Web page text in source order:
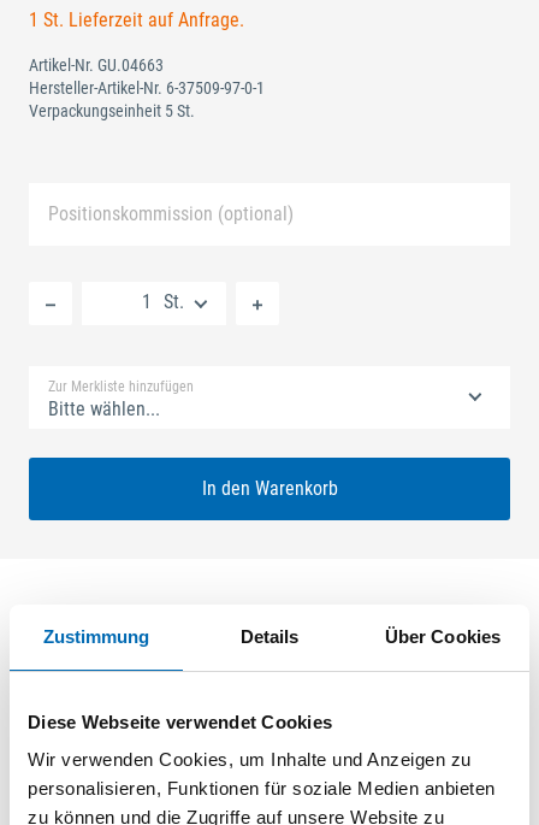
Zustimmung Details Über Cookies
Diese Webseite verwendet Cookies
Wir verwenden Cookies, um Inhalte und Anzeigen zu
personalisieren, Funktionen für soziale Medien anbieten
zu können und die Zugriffe auf unsere Website zu
1 St. Lieferzeit auf Anfrage.
Artikel-Nr. GU.04663
Hersteller-Artikel-Nr. 6-37509-97-0-1
Verpackungseinheit 5 St.
Positionskommission (optional)
St.
Zur Merkliste hinzufügen
Bitte wählen...
In den Warenkorb
Produktbeschreibung
890mm Flachstulp 16x2,5mm L:1750,0mm Eckig Maße: A1
580,0mm B1 760,0mm A-Öffner: optional ferGUard*silber